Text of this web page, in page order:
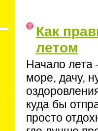
Как
летом
Начало лета
море, дачу,
куда бы
просто